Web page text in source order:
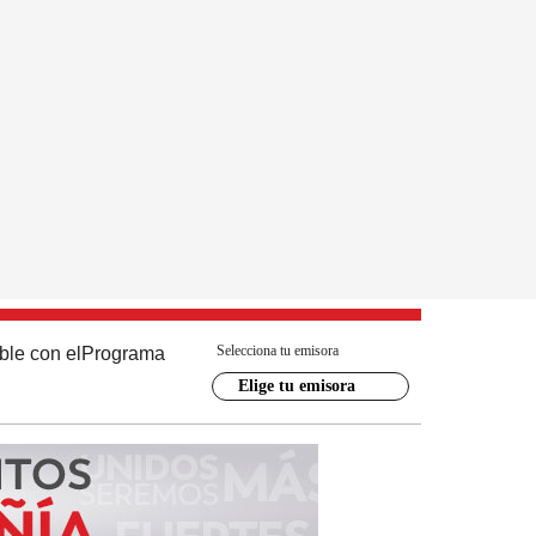
con el Programa Selecciona tu emisora
Elige tu emisora